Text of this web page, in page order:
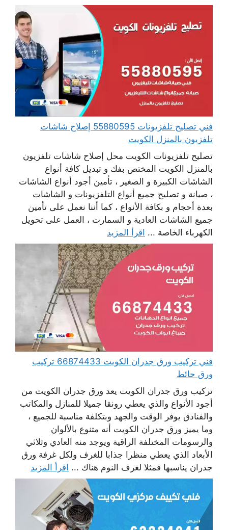
فني تصليح تلفزيونات 55880595 إصلاح شاشات
تلفزيون بالمنزل الكويت
تصليح تلفزيونات الكويت محل إصلاح شاشات تلفزيون
بالمنزل الكويت المختص بفك و تبديل كافة أنواع
الشاشات الكبيرة و الصغير ، تأمين أجود أنواع الشاشات
، صيانة و تصليح جميع أنواع التلفزيونات و الشاشات
بعدة أحجام و بكافة الأنواع ، كما أننا نعمل على تأمين
جميع الشاشات العادية و السمارت ، العمل على تحويل
الكهرباء الخاصة ... اقرأ المزيد
فني تركيب ورق جدران الكويت 66874433 تركيب
ورق حائط
تركيب ورق جدران الكويت يعد ورق جدران الكويت من
أجود الأنواع والذي يعطي رونقا جميلا للمنازل والمكاتب
والفنادق يوفر الوقت والجهد وبتكلفة مناسبة للجميع ،
وما يميز ورق جدران الكويت أنه متنوع بالألوان
والرسومات المختلفة الراقية ويوجد منه العادي وثلاثي
الأبعاد الذي يعطي منظرا جذابا للغرف ولكل غرفة ورق
جدران يناسبها فمثلا لغرف النوم هناك ... اقرأ المزيد